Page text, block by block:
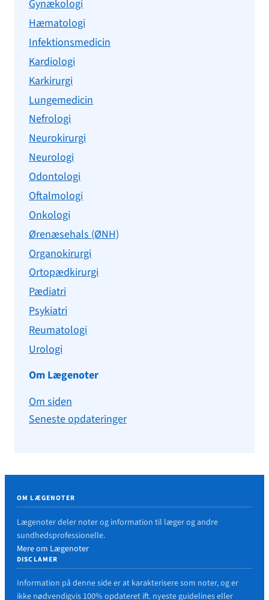
Gynækologi
Hæmatologi
Infektionsmedicin
Kardiologi
Karkirurgi
Lungemedicin
Nefrologi
Neurokirurgi
Neurologi
Odontologi
Oftalmologi
Onkologi
Ørenæsehals (ØNH)
Organokirurgi
Ortopædkirurgi
Pædiatri
Psykiatri
Reumatologi
Urologi
Om Lægenoter
Om siden
Seneste opdateringer
OM LÆGENOTER
Lægenoter deler noter og information til læger og andre
sundhedsprofessionelle.
Mere om Lægenoter
DISCLAMER
Information på denne side er at karakterisere som noter, og er
ikke nødvendigvis 100% opdateret ift. nyeste guidelines eller